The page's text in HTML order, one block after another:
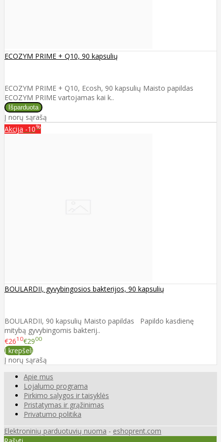
ECOZYM PRIME + Q10, 90 kapsulių
ECOZYM PRIME + Q10, Ecosh, 90 kapsulių Maisto papildas
ECOZYM PRIME vartojamas kai k..
Į norų sąrašą
Akcija -10%
BOULARDII, gyvybingosios bakterijos, 90 kapsulių
BOULARDII, 90 kapsulių Maisto papildas Papildo kasdienę
mitybą gyvybingomis bakterij..
€2610€2900
Į krepšelį
Į norų sąrašą
Apie mus
Lojalumo programa
Pirkimo sąlygos ir taisyklės
Pristatymas ir grąžinimas
Privatumo politika
Elektroninių parduotuvių nuoma - eshoprent.com